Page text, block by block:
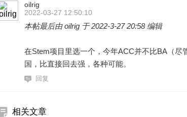
oilrig
2022-03-27 12:50:10
本帖最后由 oilrig 于 2022-3-27 20:58 编辑
在Stem项目里选一个，今年ACC并不比BA（
国，比直接回去强，各种可能。
回复
相关文章